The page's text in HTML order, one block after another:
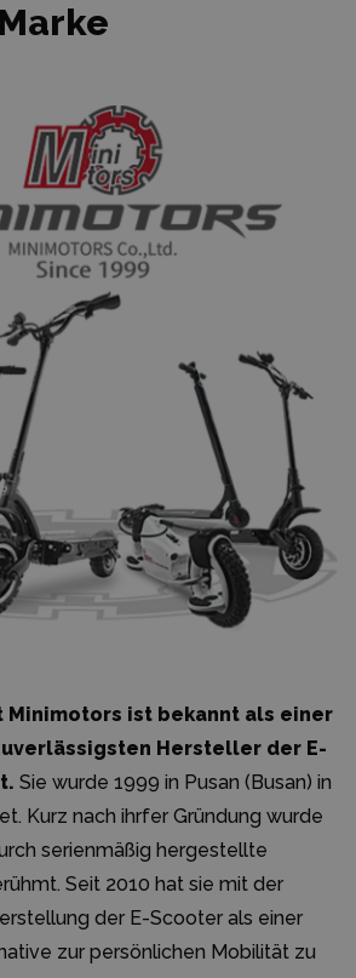
ist bekannt als einer
Hersteller der E-
Sie wurde 1999 in Pusan (Busan) in
Kurz nach ihrfer Gründung wurde
serienmäßig hergestellte
Seit 2010 hat sie mit der
der E-Scooter als einer
zur persönlichen Mobilität zu